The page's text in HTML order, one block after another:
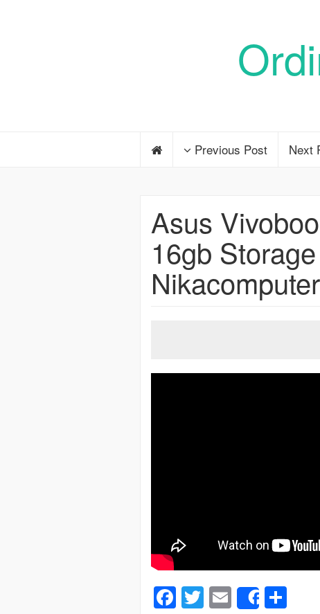
Previous Post Next
Asus
16gb
Facebook
Twitter
Email
Share